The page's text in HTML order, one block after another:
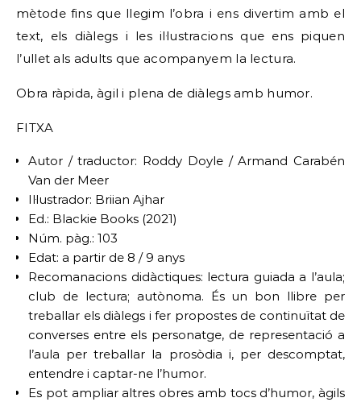
mètode fins que llegim l’obra i ens divertim amb el
text, els diàlegs i les il·lustracions que ens piquen
l’ullet als adults que acompanyem la lectura.
Obra ràpida, àgil i plena de diàlegs amb humor.
FITXA
Autor / traductor: Roddy Doyle / Armand Carabén
Van der Meer
Il·lustrador: Briian Ajhar
Ed.: Blackie Books (2021)
Núm. pàg.: 103
Edat: a partir de 8 / 9 anys
Recomanacions didàctiques: lectura guiada a l’aula;
club de lectura; autònoma. És un bon llibre per
treballar els diàlegs i fer propostes de continuïtat de
converses entre els personatge, de representació a
l’aula per treballar la prosòdia i, per descomptat,
entendre i captar-ne l’humor.
Es pot ampliar altres obres amb tocs d’humor, àgils